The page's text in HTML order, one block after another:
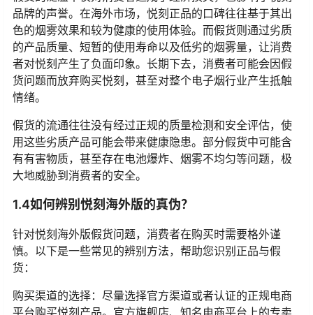
品牌的声誉。在海外市场，悦刻正品的口碑往往基于其出
色的烟雾效果和较为健康的使用体验。而假货则通过劣质
的产品质量、短暂的使用寿命以及低劣的烟雾量，让消费
者对悦刻产生了负面印象。长期下去，消费者可能会因假
货问题而放弃购买悦刻，甚至对整个电子烟行业产生抵触
情绪。
假货的流通往往没有经过正规的质量检测和安全评估，使
用这些劣质产品可能会带来健康隐患。部分假货中可能含
有有害物质，甚至存在电池爆炸、烟雾不均匀等问题，极
大地威胁到消费者的安全。
1.4如何辨别悦刻海外版的真伪？
针对悦刻海外版假货问题，消费者在购买时需要格外谨
慎。以下是一些常见的辨别方法，帮助您识别正品与假
货：
购买渠道的选择：尽量选择官方渠道或者认证的正规电商